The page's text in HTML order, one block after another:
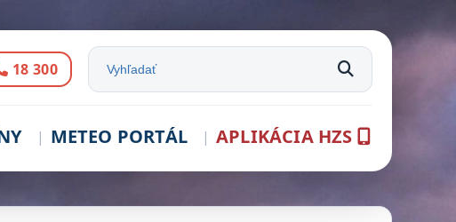
Volanie:
18 300 Vyhľadať na stránke
METEO PORTÁL APLIKÁCIA HZS